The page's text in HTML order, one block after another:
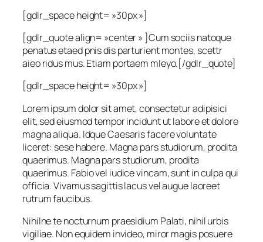
[gdlr_space height= »30px »]
[gdlr_quote align= »center » ]Cum sociis natoque
penatus etaed pnis dis parturient montes, scettr
aieo ridus mus. Etiam portaem mleyo.[/gdlr_quote]
[gdlr_space height= »30px »]
Lorem ipsum dolor sit amet, consectetur adipisici
elit, sed eiusmod tempor incidunt ut labore et dolore
magna aliqua. Idque Caesaris facere voluntate
liceret: sese habere. Magna pars studiorum, prodita
quaerimus. Magna pars studiorum, prodita
quaerimus. Fabio vel iudice vincam, sunt in culpa qui
officia. Vivamus sagittis lacus vel augue laoreet
rutrum faucibus.
Nihilne te nocturnum praesidium Palati, nihil urbis
vigiliae. Non equidem invideo, miror magis posuere